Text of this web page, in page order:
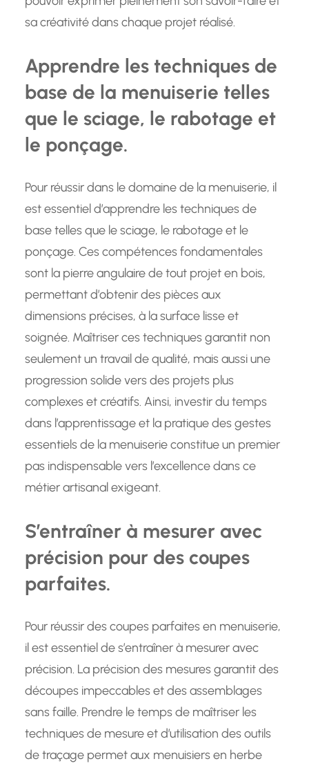
sa créativité dans chaque projet réalisé.
Apprendre les techniques de
base de la menuiserie telles
que le sciage, le rabotage et
le ponçage.
Pour réussir dans le domaine de la menuiserie, il
est essentiel d’apprendre les techniques de
base telles que le sciage, le rabotage et le
ponçage. Ces compétences fondamentales
sont la pierre angulaire de tout projet en bois,
permettant d’obtenir des pièces aux
dimensions précises, à la surface lisse et
soignée. Maîtriser ces techniques garantit non
seulement un travail de qualité, mais aussi une
progression solide vers des projets plus
complexes et créatifs. Ainsi, investir du temps
dans l’apprentissage et la pratique des gestes
essentiels de la menuiserie constitue un premier
pas indispensable vers l’excellence dans ce
métier artisanal exigeant.
S’entraîner à mesurer avec
précision pour des coupes
parfaites.
Pour réussir des coupes parfaites en menuiserie,
il est essentiel de s’entraîner à mesurer avec
précision. La précision des mesures garantit des
découpes impeccables et des assemblages
sans faille. Prendre le temps de maîtriser les
techniques de mesure et d’utilisation des outils
de traçage permet aux menuisiers en herbe